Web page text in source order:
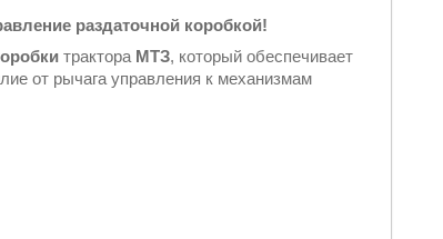
раздаточной коробкой!
трактора МТЗ, который обеспечивает
от рычага управления к механизмам